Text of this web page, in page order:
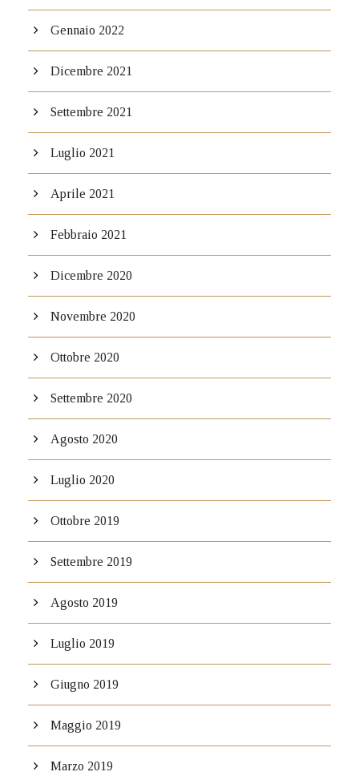
Gennaio 2022
Dicembre 2021
Settembre 2021
Luglio 2021
Aprile 2021
Febbraio 2021
Dicembre 2020
Novembre 2020
Ottobre 2020
Settembre 2020
Agosto 2020
Luglio 2020
Ottobre 2019
Settembre 2019
Agosto 2019
Luglio 2019
Giugno 2019
Maggio 2019
Marzo 2019